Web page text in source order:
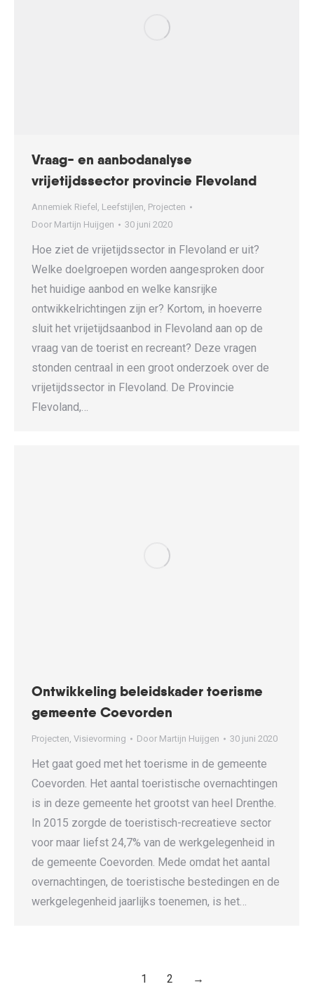
Vraag- en aanbodanalyse
vrijetijdssector provincie Flevoland
Annemiek Riefel , Leefstijlen, Projecten
Door Martijn Huijgen 30 juni 2020
Hoe ziet de vrijetijdssector in Flevoland er uit?
Welke doelgroepen worden aangesproken door
het huidige aanbod en welke kansrijke
ontwikkelrichtingen zijn er? Kortom, in hoeverre
sluit het vrijetijdsaanbod in Flevoland aan op de
vraag van de toerist en recreant? Deze vragen
stonden centraal in een groot onderzoek over de
vrijetijdssector in Flevoland. De Provincie
Flevoland,…
Ontwikkeling beleidskader toerisme
gemeente Coevorden
Projecten, Visievorming Door Martijn Huijgen 30 juni 2020
Het gaat goed met het toerisme in de gemeente
Coevorden. Het aantal toeristische overnachtingen
is in deze gemeente het grootst van heel Drenthe.
In 2015 zorgde de toeristisch-recreatieve sector
voor maar liefst 24,7% van de werkgelegenheid in
de gemeente Coevorden. Mede omdat het aantal
overnachtingen, de toeristische bestedingen en de
werkgelegenheid jaarlijks toenemen, is het…
1 2 →